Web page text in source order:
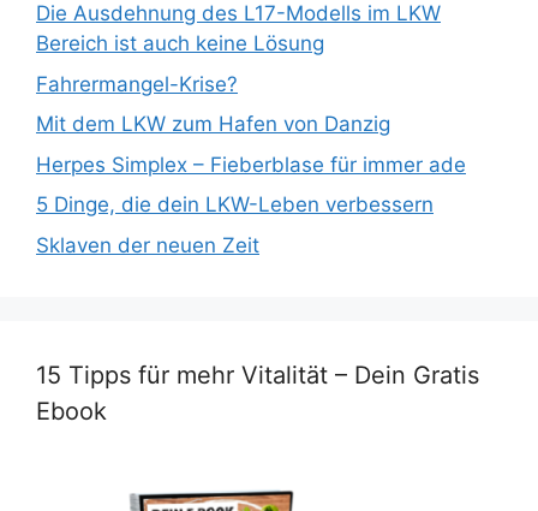
Die Ausdehnung des L17-Modells im LKW
Bereich ist auch keine Lösung
Fahrermangel-Krise?
Mit dem LKW zum Hafen von Danzig
Herpes Simplex – Fieberblase für immer ade
5 Dinge, die dein LKW-Leben verbessern
Sklaven der neuen Zeit
15 Tipps für mehr Vitalität – Dein Gratis
Ebook